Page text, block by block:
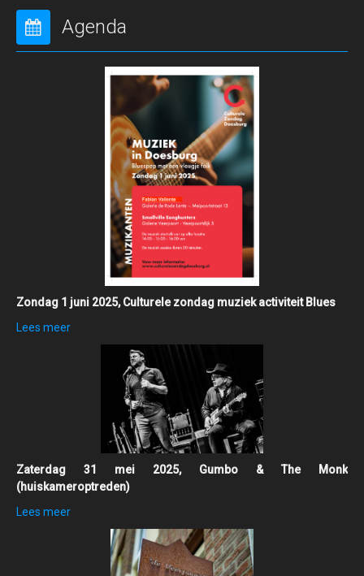
Agenda
Zondag 1 juni 2025, Culturele zondag muziek activiteit Blues
Lees meer
Zaterdag 31 mei 2025, Gumbo & The Monk
(huiskameroptreden)
Lees meer